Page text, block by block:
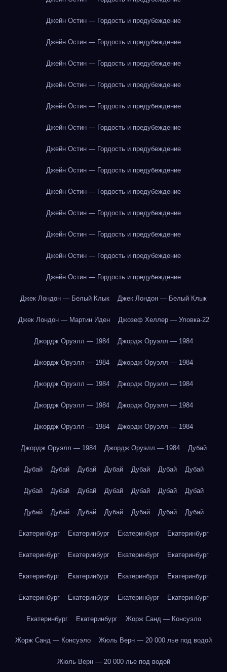
Джейн Остин — Гордость и предубеждение
Джейн Остин — Гордость и предубеждение
Джейн Остин — Гордость и предубеждение
Джейн Остин — Гордость и предубеждение
Джейн Остин — Гордость и предубеждение
Джейн Остин — Гордость и предубеждение
Джейн Остин — Гордость и предубеждение
Джейн Остин — Гордость и предубеждение
Джейн Остин — Гордость и предубеждение
Джейн Остин — Гордость и предубеждение
Джейн Остин — Гордость и предубеждение
Джейн Остин — Гордость и предубеждение
Джейн Остин — Гордость и предубеждение
Джек Лондон — Белый Клык Джек Лондон — Белый Клык
Джек Лондон — Мартин Иден Джозеф Хеллер — Уловка-22
Джордж Оруэлл — 1984 Джордж Оруэлл — 1984
Джордж Оруэлл — 1984 Джордж Оруэлл — 1984
Джордж Оруэлл — 1984 Джордж Оруэлл — 1984
Джордж Оруэлл — 1984 Джордж Оруэлл — 1984
Джордж Оруэлл — 1984 Джордж Оруэлл — 1984
Джордж Оруэлл — 1984 Джордж Оруэлл — 1984 Дубай
Дубай Дубай Дубай Дубай Дубай Дубай Дубай
Дубай Дубай Дубай Дубай Дубай Дубай Дубай
Дубай Дубай Дубай Дубай Дубай Дубай Дубай
Екатеринбург Екатеринбург Екатеринбург Екатеринбург
Екатеринбург Екатеринбург Екатеринбург Екатеринбург
Екатеринбург Екатеринбург Екатеринбург Екатеринбург
Екатеринбург Екатеринбург Екатеринбург Екатеринбург
Екатеринбург Екатеринбург Жорж Санд — Консуэло
Жорж Санд — Консуэло Жюль Верн — 20 000 лье под водой
Жюль Верн — 20 000 лье под водой